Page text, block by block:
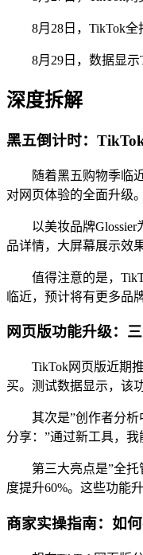
8月28日，TikTok
8月29日，数据显示
深度拆解
黑五倒计时：
随着黑五购物季临
对网页体验的全面升级。
以美妆品牌
品详情，大屏幕展示效
值得注意的是，
临近，预计将有更多品
网页版功能升级：
TikTok网页版近期
买。测试数据显示，该
其次是”创作者分
分享：”通过新工具，
第三大亮点是”全
度提升60%。这些功能
商家实操指南：如